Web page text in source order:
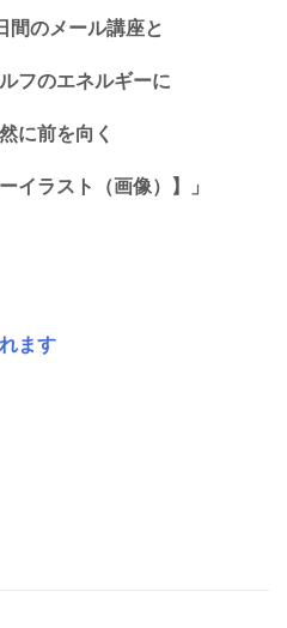
間のメール講座と
フのエネルギーに
に前を向く
イラスト（画像）】」
ます